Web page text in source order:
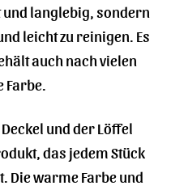
langlebig, sondern
leicht zu reinigen. Es
auch nach vielen
und der Löffel
das jedem Stück
Die warme Farbe und